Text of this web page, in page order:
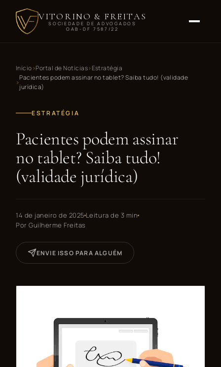
VITORINO & FREITAS
SOCIEDADE DE ADVOGADOS
OAB-DF 7587/22
Início Portal de Notícias Estratégia
Pacientes podem assinar no tablet? Saiba tudo! (validade
jurídica)
ESTRATÉGIA
Pacientes podem assinar
no tablet? Saiba tudo!
(validade jurídica)
14 de janeiro de 2025 Leitura de 3 min
PorGuilherme Freitas
ENVIE ISSO PARA ALGUÉM